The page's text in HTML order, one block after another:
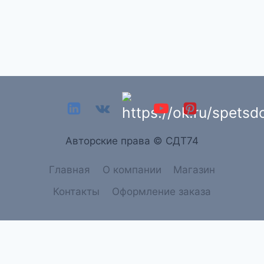
Aвторские права © СДТ74
Главная О компании
Магазин
Контакты
Оформление заказа